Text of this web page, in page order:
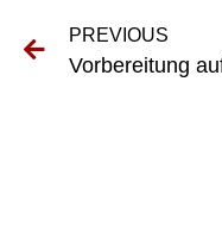
PREVIOUS